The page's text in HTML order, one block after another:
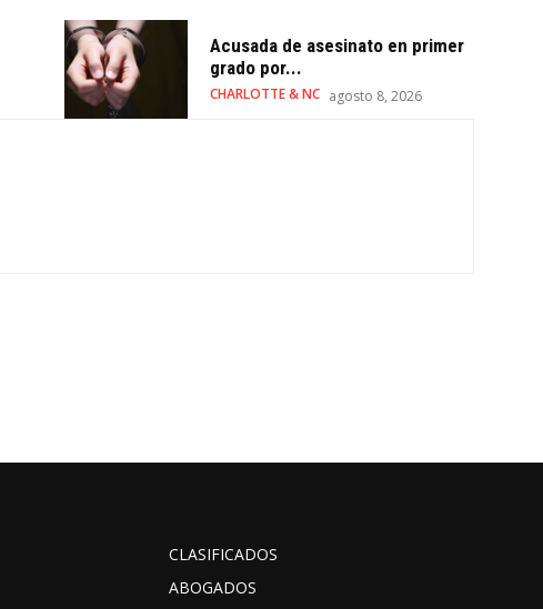
Acusada de asesinato en primer
grado por...
CHARLOTTE & NC agosto 8, 2026
CLASIFICADOS
ABOGADOS